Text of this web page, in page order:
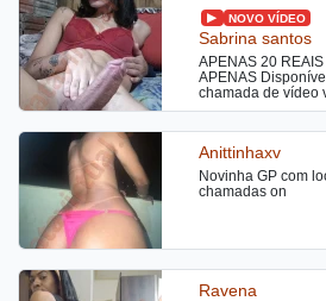
NOVO VÍDEO
Sabrina santos
APENAS 20
APENAS Disponível agora apenas para
chamada de vídeo
comigo,ativa e
Anittinhaxv
Novinha GP com
chamadas on
Ravena